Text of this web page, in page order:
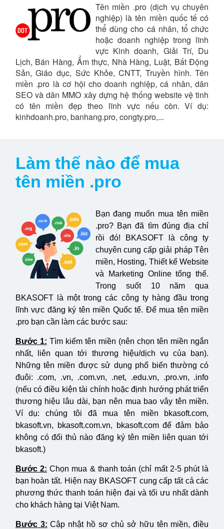
Tên miền .pro (dịch vụ chuyên
nghiệp) là tên miền quốc tế có
thể dùng cho cá nhân, tổ chức
hoặc doanh nghiệp trong lĩnh
vực Kinh doanh, Giải Trí, Du
Lịch, Bán Hàng, Ẩm thực, Nhà Hàng, Luật, Bất Động
Sản, Giáo dục, Sức Khỏe, CNTT, Truyền hình. Tên
miền .pro là cơ hội cho doanh nghiệp, cá nhân, dân
SEO và dân MMO xây dựng hệ thống website vệ tinh
có tên miền đẹp theo lĩnh vực nếu còn. Ví dụ:
kinhdoanh.pro, banhang.pro, congty.pro,...
Làm thế nào để mua
tên miền .pro
Bạn đang muốn mua tên miền
.pro? Bạn đã tìm đúng địa chỉ
rồi đó! BKASOFT là công ty
chuyên cung cấp giải pháp Tên
miền, Hosting, Thiết kế Website
và Marketing Online tổng thể.
Trong suốt 10 năm qua
BKASOFT là một trong các công ty hàng đầu trong
lĩnh vực đăng ký tên miền Quốc tế. Để mua tên miền
.pro bạn cần làm các bước sau:
Bước 1: Tìm kiếm tên miền (nên chọn tên miền ngắn
nhất, liên quan tới thương hiệu/dịch vụ của bạn).
Những tên miền được sử dụng phổ biến thường có
đuôi: .com, .vn, .com.vn, .net, .edu.vn, .pro.vn, .info
(nếu có điều kiện tài chính hoặc định hướng phát triển
thương hiệu lâu dài, bạn nên mua bao vây tên miền.
Ví dụ: chúng tôi đã mua tên miền bkasoft.com,
bkasoft.vn, bkasoft.com.vn, bkasoft.com để đảm bảo
không có đối thủ nào đăng ký tên miền liên quan tới
bkasoft.)
Bước 2: Chọn mua & thanh toán (chỉ mất 2-5 phút là
bạn hoàn tất. Hiện nay BKASOFT cung cấp tất cả các
phương thức thanh toán hiện đại và tối ưu nhất dành
cho khách hàng tại Việt Nam.
Bước 3: Cập nhật hồ sơ chủ sở hữu tên miền, điều